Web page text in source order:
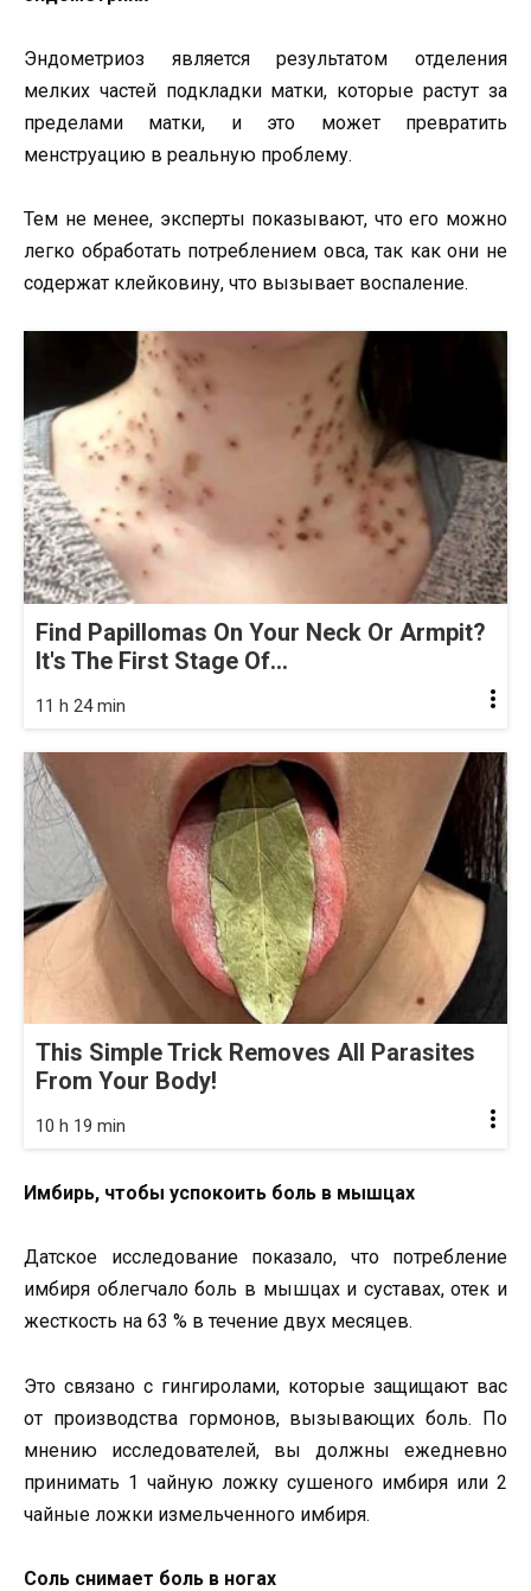
Эндометриоз является результатом отделения
мелких частей подкладки матки, которые растут за
пределами матки, и это может превратить
менструацию в реальную проблему.
Тем не менее, эксперты показывают, что его можно
легко обработать потреблением овса, так как они не
содержат клейковину, что вызывает воспаление.
Find Papillomas On Your Neck Or Armpit?
It's The First Stage Of...
11 h 24 min
This Simple Trick Removes All Parasites
From Your Body!
10 h 19 min
Имбирь, чтобы успокоить боль в мышцах
Датское исследование показало, что потребление
имбиря облегчало боль в мышцах и суставах, отек и
жесткость на 63 % в течение двух месяцев.
Это связано с гингиролами, которые защищают вас
от производства гормонов, вызывающих боль. По
мнению исследователей, вы должны ежедневно
принимать 1 чайную ложку сушеного имбиря или 2
чайные ложки измельченного имбиря.
Соль снимает боль в ногах